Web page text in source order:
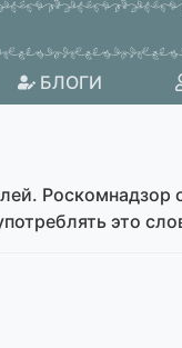
БЛОГИ
Роскомнадзор
это